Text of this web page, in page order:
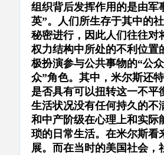
组织背后发挥作用的是由军
英”。人们所生存于其中的
秘密进行，因此人们往往对
权力结构中所处的不利位置
极扮演参与公共事物的“公
众”角色。其中，米尔斯还
是否具有可以扭转这一不平
生活状况没有任何持久的不
和中产阶级在心理上和实际
琐的日常生活。在米尔斯看
展。而在当时的美国社会